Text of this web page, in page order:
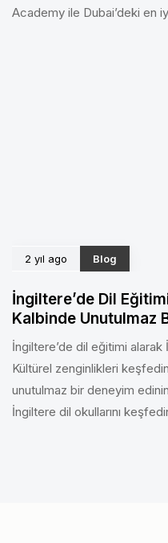
Academy ile Dubai’deki en
2 yıl ago Blog
İngiltere’de Dil
Kalbinde Unutulmaz
İngiltere’de dil eğitimi alarak
Kültürel zenginlikleri
unutulmaz bir deneyim
İngiltere dil okullarını